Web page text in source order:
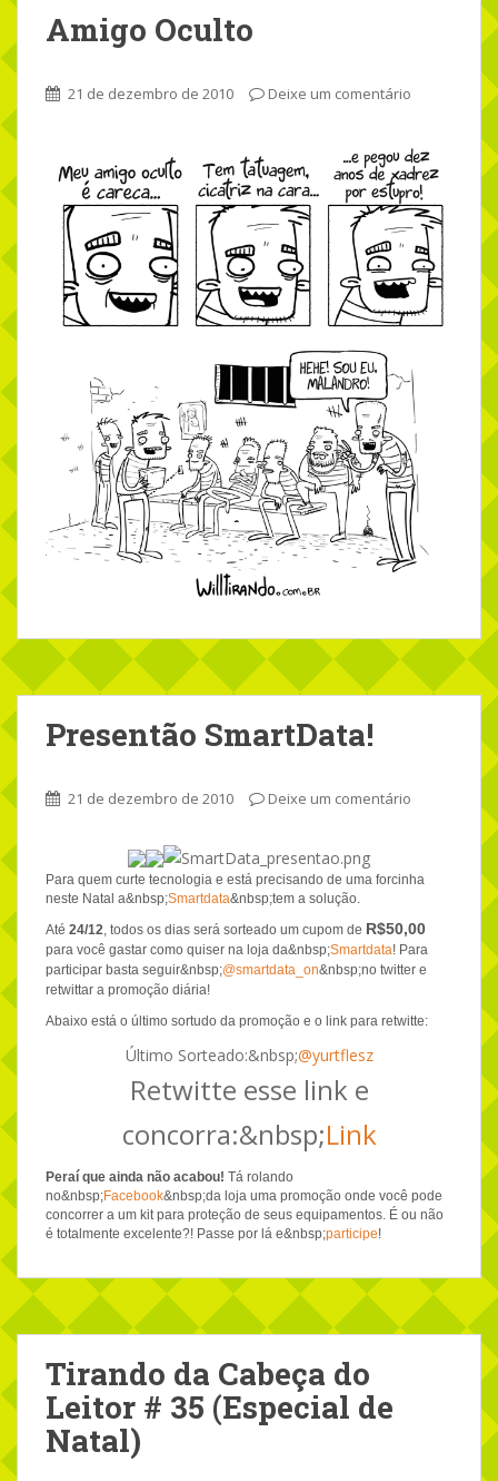
Amigo Oculto
21 de dezembro de 2010 Deixe um comentário
Presentão SmartData!
21 de dezembro de 2010 Deixe um comentário
Para quem curte tecnologia e está precisando de uma forcinha
neste Natal a&nbsp;Smartdata&nbsp;tem a solução.
Até 24/12, todos os dias será sorteado um cupom de R$50,00
para você gastar como quiser na loja da&nbsp;Smartdata! Para
participar basta seguir&nbsp;@smartdata_on&nbsp;no twitter e
retwittar a promoção diária!
Abaixo está o último sortudo da promoção e o link para retwitte:
Último Sorteado:&nbsp;@yurtflesz
Retwitte esse link e
concorra:&nbsp;Link
Peraí que ainda não acabou! Tá rolando
no&nbsp;Facebook&nbsp;da loja uma promoção onde você pode
concorrer a um kit para proteção de seus equipamentos. É ou não
é totalmente excelente?! Passe por lá e&nbsp;participe!
Tirando da Cabeça do
Leitor # 35 (Especial de
Natal)